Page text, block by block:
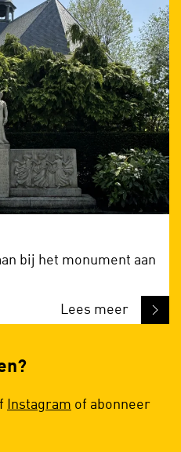
bij het monument aan
Lees meer
Instagram of abonneer